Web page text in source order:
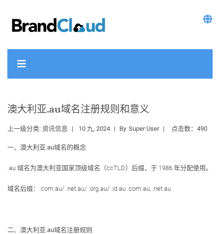
澳大利亚.au域名注册规则和意义
上一级分类: 资讯信息 10 九, 2024 By Super User 点击数：490
一、澳大利亚.au域名的概念
.au 域名为澳大利亚国家顶级域名（ccTLD）后缀，于 1986 年分配使用。
域名后缀：.com.au/ .net.au/ .org.au/ .id.au .com.au, .net.au
二、澳大利亚.au域名注册规则